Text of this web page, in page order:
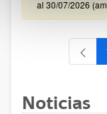
al 30/07/2026
Noticias